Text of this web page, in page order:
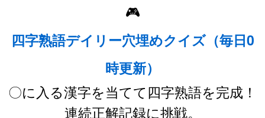
🎮
四字熟語デイリー穴埋めクイズ（毎日0
時更新）
〇に入る漢字を当てて四字熟語を完成！
連続正解記録に挑戦。